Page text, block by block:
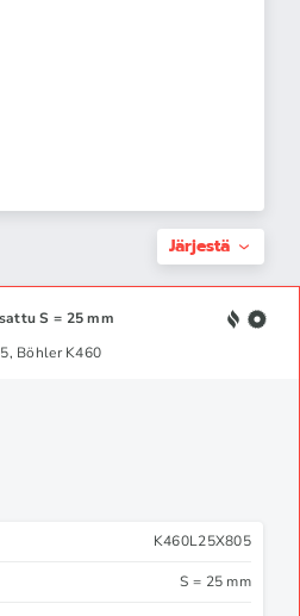
Järjestä
S = 25 mm
Böhler K460
K460L25X805
S = 25 mm